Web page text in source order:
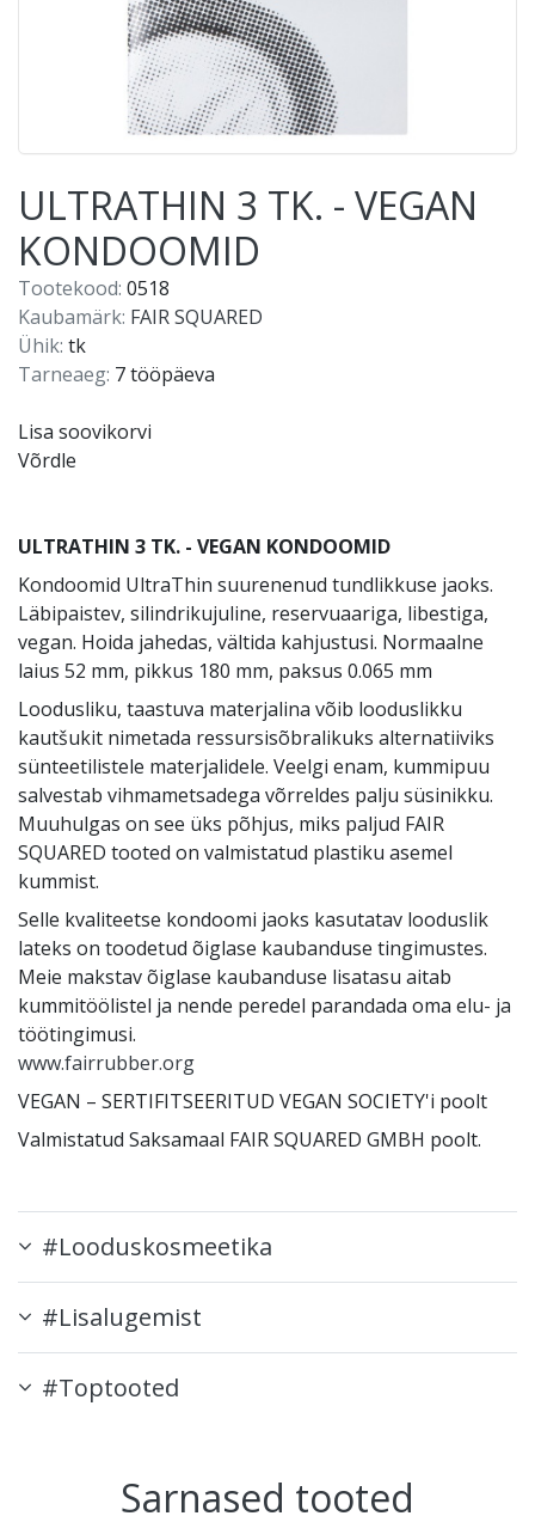
ULTRATHIN 3 TK. - VEGAN
KONDOOMID
Tootekood: 0518
Kaubamärk: FAIR SQUARED
Ühik: tk
Tarneaeg: 7 tööpäeva
Lisa soovikorvi
Võrdle
ULTRATHIN 3 TK. - VEGAN KONDOOMID
Kondoomid UltraThin suurenenud tundlikkuse jaoks.
Läbipaistev, silindrikujuline, reservuaariga, libestiga,
vegan. Hoida jahedas, vältida kahjustusi. Normaalne
laius 52 mm, pikkus 180 mm, paksus 0.065 mm
Loodusliku, taastuva materjalina võib looduslikku
kautšukit nimetada ressursisõbralikuks alternatiiviks
sünteetilistele materjalidele. Veelgi enam, kummipuu
salvestab vihmametsadega võrreldes palju süsinikku.
Muuhulgas on see üks põhjus, miks paljud FAIR
SQUARED tooted on valmistatud plastiku asemel
kummist.
Selle kvaliteetse kondoomi jaoks kasutatav looduslik
lateks on toodetud õiglase kaubanduse tingimustes.
Meie makstav õiglase kaubanduse lisatasu aitab
kummitöölistel ja nende peredel parandada oma elu- ja
töötingimusi.
www.fairrubber.org
VEGAN – SERTIFITSEERITUD VEGAN SOCIETY'i poolt
Valmistatud Saksamaal FAIR SQUARED GMBH poolt.
#Looduskosmeetika
#Lisalugemist
#Toptooted
Sarnased tooted